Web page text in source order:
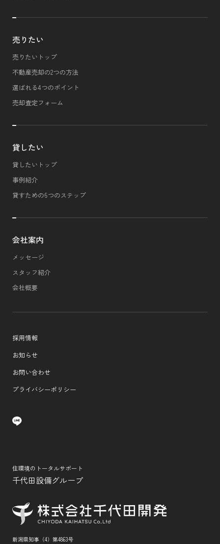
売りたい
売りたいトップ
不動産売却の2つの方法
選ばれる4つのポイント
売却査定フォーム
貸したい
貸したいトップ
事例紹介
貸すための6つのステップ
会社案内
メッセージ
スタッフ紹介
会社概要
採用情報
お知らせ
お問い合わせ
プライバシーポリシー
住環境のトータルサポート
千代田設備グループ
新潟県知事（4）第4863号